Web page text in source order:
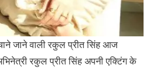
जाने वाली रकुल प्रीत सिंह आज
रकुल प्रीत सिंह अपनी एक्टिंग के